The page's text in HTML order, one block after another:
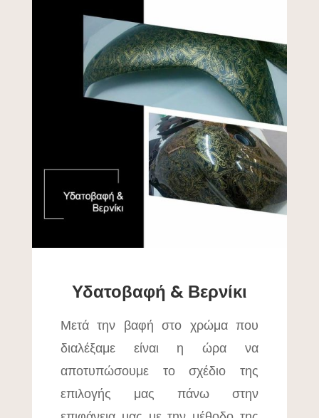
Υδατοβαφή & Βερνίκι
Μετά την βαφή στο χρώμα που
διαλέξαμε είναι η ώρα να
αποτυπώσουμε το σχέδιο της
επιλογής μας πάνω στην